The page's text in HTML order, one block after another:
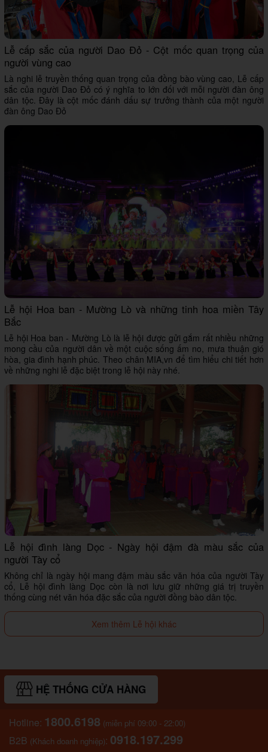
Lễ cấp sắc của người Dao Đỏ - Cột mốc quan trọng của
người vùng cao
Là nghi lễ truyền thống quan trọng của đồng bào vùng cao, Lễ cấp
sắc của người Dao Đỏ có ý nghĩa to lớn đối với mỗi người đàn ông
dân tộc. Đây là cột mốc đánh dấu sự trưởng thành của một người
đàn ông Dao Đỏ
Lễ hội Hoa ban - Mường Lò và những tinh hoa miền Tây
Bắc
Lễ hội Hoa ban - Mường Lò là lễ hội được gửi gắm rất nhiều những
mong cầu của người dân về một cuộc sống ấm no, mưa thuận gió
hòa, gia đình hạnh phúc. Theo chân MIA,vn để tìm hiểu chi tiết hơn
về những nghi lễ đặc biệt trong lễ hội này nhé.
Lễ hội đình làng Dọc - Ngày hội đậm đà màu sắc của
người Tày cổ
Không chỉ là ngày hội mang đậm màu sắc văn hóa của người Tày
cổ, Lễ hội đình làng Dọc còn là nơi lưu giữ những giá trị truyền
thống cùng nét văn hóa đặc sắc của người đồng bào dân tộc.
Xem thêm Lễ hội khác
HỆ THỐNG CỬA HÀNG
Hotline: 1800.6198 (miễn phí 09:00 - 22:00)
B2B (Khách doanh nghiệp): 0918.197.299